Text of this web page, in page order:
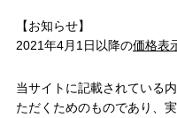
【お知らせ】
2021年4月1日以降の価格表
当サイトに記載されている
ただくためのものであり、